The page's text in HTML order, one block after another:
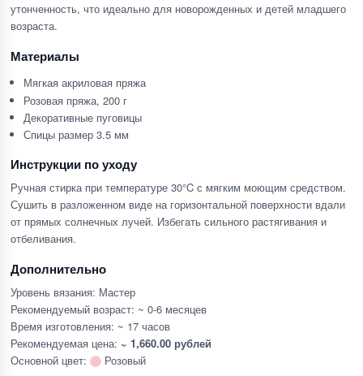
утонченность, что идеально для новорожденных и детей младшего
возраста.
Материалы
Мягкая акриловая пряжа
Розовая пряжа, 200 г
Декоративные пуговицы
Спицы размер 3.5 мм
Инструкции по уходу
Ручная стирка при температуре 30°C с мягким моющим средством.
Сушить в разложенном виде на горизонтальной поверхности вдали
от прямых солнечных лучей. Избегать сильного растягивания и
отбеливания.
Дополнительно
Уровень вязания: Мастер
Рекомендуемый возраст: ~ 0-6 месяцев
Время изготовления: ~ 17 часов
Рекомендуемая цена: ~ 1,660.00 рублей
Основной цвет:
Розовый